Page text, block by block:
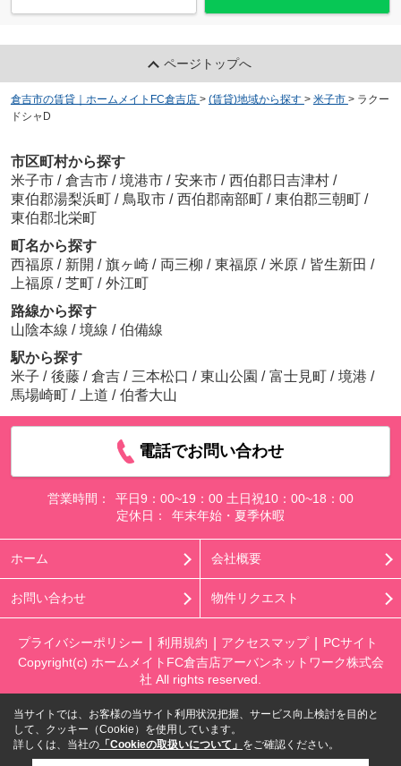
ページトップへ
倉吉市の賃貸｜ホームメイトFC倉吉店 > (賃貸)地域から探す > 米子市 > ラクー
ドシャD
市区町村から探す
米子市 / 倉吉市 / 境港市 / 安来市 / 西伯郡日吉津村 /
東伯郡湯梨浜町 / 鳥取市 / 西伯郡南部町 / 東伯郡三朝町 /
東伯郡北栄町
町名から探す
西福原 / 新開 / 旗ヶ崎 / 両三柳 / 東福原 / 米原 / 皆生新田 /
上福原 / 芝町 / 外江町
路線から探す
山陰本線 / 境線 / 伯備線
駅から探す
米子 / 後藤 / 倉吉 / 三本松口 / 東山公園 / 富士見町 / 境港 /
馬場崎町 / 上道 / 伯耆大山
電話でお問い合わせ
営業時間：
平日9：00~19：00 土日祝10：00~18：00
定休日：
年末年始・夏季休暇
ホーム 会社概要
お問い合わせ 物件リクエスト
プライバシーポリシー 利用規約 アクセスマップ
PCサイト
Copyright(c) ホームメイトFC倉吉店アーバンネットワーク株式会
社 All rights reserved.
当サイトでは、お客様の当サイト利用状況把握、サービス向上検討を目的と
して、クッキー（Cookie）を使用しています。
詳しくは、当社の 「Cookieの取扱いについて」 をご確認ください。